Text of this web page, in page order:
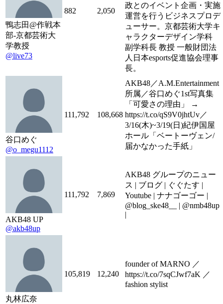
鴨志田@作戦本
部-京都芸術大
学教授
@live73
882 2,050
政とのイベント企画・実施
運営を行うビジネスプロデ
ューサー。京都芸術大学キ
ャラクターデザイン学科
副学科長 教授 一般財団法
人日本esports促進協会理事
長。
谷口めぐ
@o_megu1112
111,792 108,668
AKB48／A.M.Entertainment
所属／谷口めぐ1st写真集
「可愛さの理由」 →
https://t.co/qS9V0jhtUv／
3/16(木)~3/19(日)紀伊国屋
ホール「ベートーヴェン/
届かなかった手紙」
AKB48 UP
@akb48up
111,792 7,869
AKB48 グループのニュー
ス | ブログ | ぐぐたす |
Youtube | ナナゴーゴー |
@blog_ske48__ | @nmb48up
|
丸林広奈
105,819 12,240
founder of MARNO ／
https://t.co/7sqCJwf7aK ／
fashion stylist